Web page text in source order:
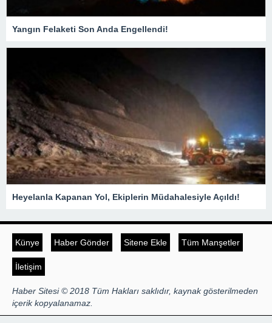
Yangın Felaketi Son Anda Engellendi!
Heyelanla Kapanan Yol, Ekiplerin Müdahalesiyle Açıldı!
Künye Haber Gönder Sitene Ekle Tüm Manşetler
İletişim
Haber Sitesi © 2018 Tüm Hakları saklıdır, kaynak gösterilmeden
içerik kopyalanamaz.